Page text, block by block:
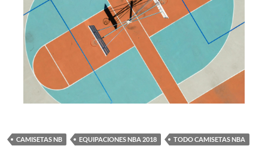
CAMISETAS NB EQUIPACIONES NBA 2018 TODO CAMISETAS NBA